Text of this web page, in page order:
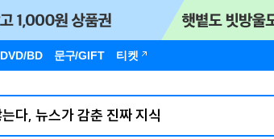
DVD/BD 문구/GIFT 티켓